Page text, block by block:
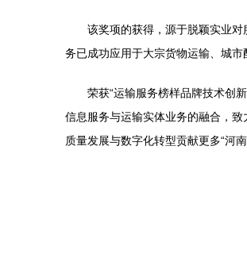
该奖项的获得，源于脱颖实业
务已成功应用于大宗货物运输、城
荣获“运输服务榜样品牌技术创
信息服务与运输实体业务的融合，
质量发展与数字化转型贡献更多“河南